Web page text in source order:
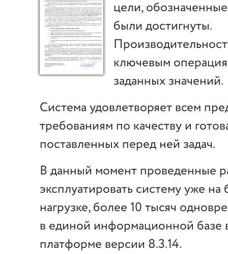
цели,
были достигнуты.
ключевым
заданных значений.
Система удовлетворяет всем
требованиям по качеству и
поставленных перед ней задач.
В данный момент проведенные
эксплуатировать систему уже
нагрузке, более 10 тысяч
в единой информационной базе
платформе версии 8.3.14.